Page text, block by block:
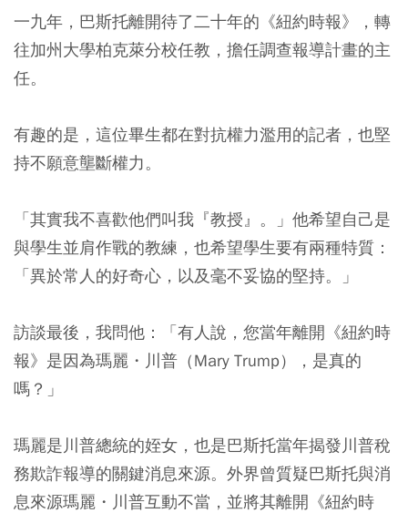
一九年，巴斯托離開待了二十年的《紐約時報》，轉
往加州大學柏克萊分校任教，擔任調查報導計畫的主
任。
有趣的是，這位畢生都在對抗權力濫用的記者，也堅
持不願意壟斷權力。
「其實我不喜歡他們叫我『教授』。」他希望自己是
與學生並肩作戰的教練，也希望學生要有兩種特質：
「異於常人的好奇心，以及毫不妥協的堅持。」
訪談最後，我問他：「有人說，您當年離開《紐約時
報》是因為瑪麗・川普（Mary Trump），是真的
嗎？」
瑪麗是川普總統的姪女，也是巴斯托當年揭發川普稅
務欺詐報導的關鍵消息來源。外界曾質疑巴斯托與消
息來源瑪麗・川普互動不當，並將其離開《紐約時